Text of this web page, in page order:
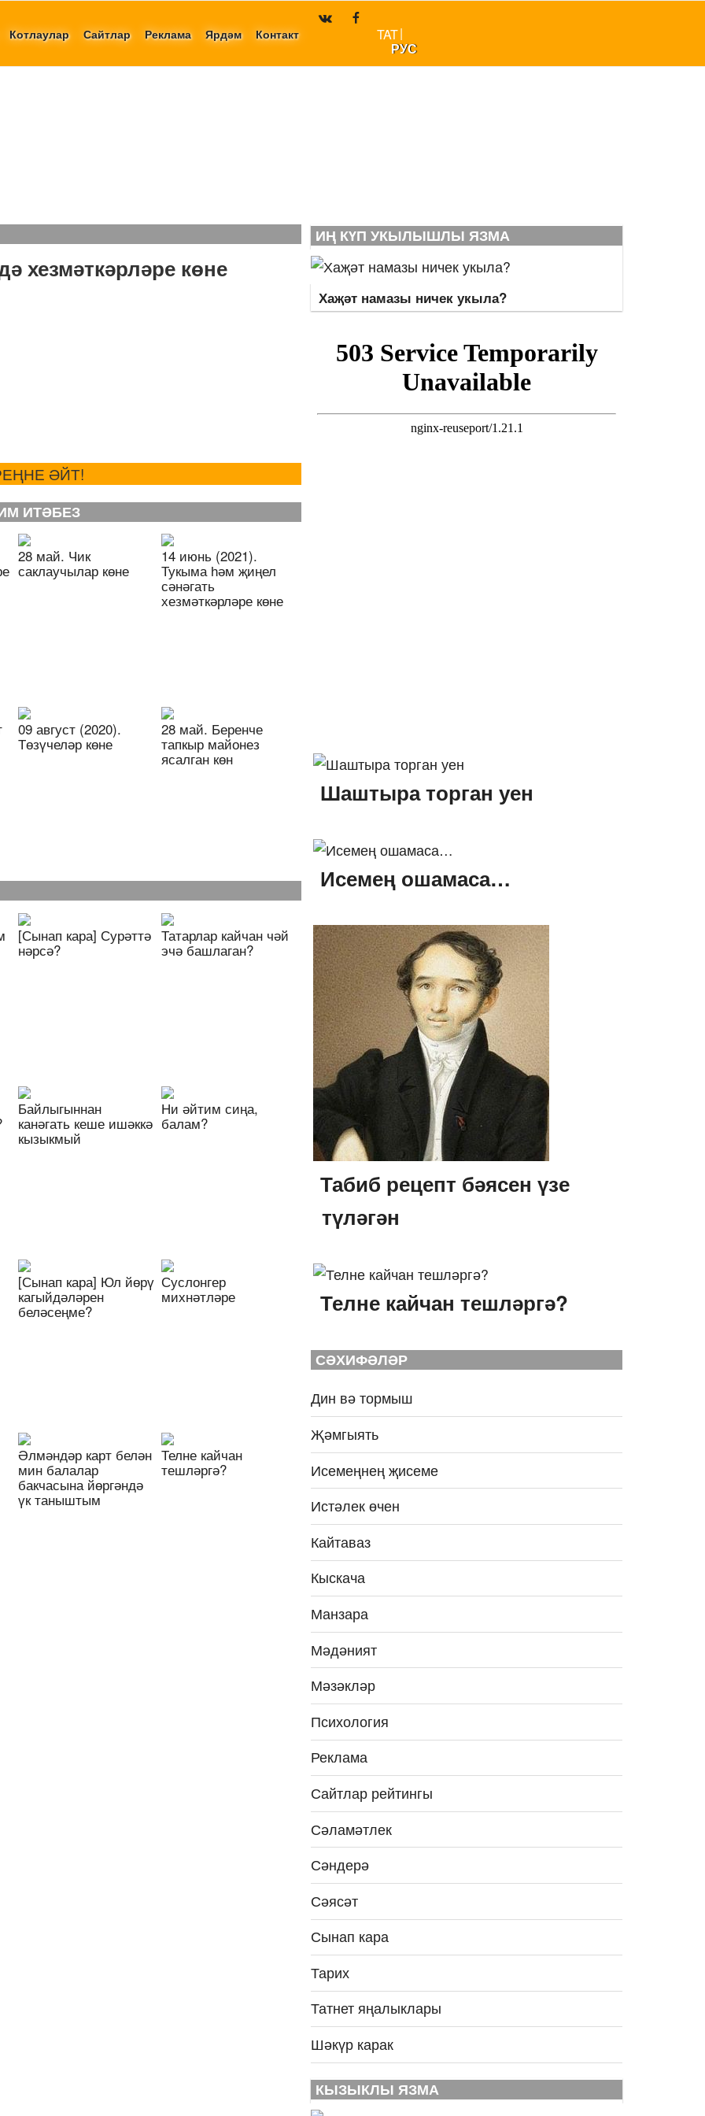
Котлаулар Сайтлар Реклама Ярдәм Контакт TAT|
РУС
хезмәткәрләре көне
ӘЙТ!
ИТӘБЕЗ
28 май. Чик
саклаучылар көне
14 июнь (2021).
Тукыма һәм җиңел
сәнәгать
хезмәткәрләре көне
09 август (2020).
Төзүчеләр көне
28 май. Беренче
тапкыр майонез
ясалган көн
[Сынап кара] Сурәттә
нәрсә?
Татарлар кайчан чәй
эчә башлаган?
Байлыгыннан
канәгать кеше ишәккә
кызыкмый
Ни әйтим сиңа,
балам?
[Сынап кара] Юл йөрү
кагыйдәләрен
беләсеңме?
Суслонгер
михнәтләре
Әлмәндәр карт белән
мин балалар
бакчасына йөргәндә
үк таныштым
Телне кайчан
тешләргә?
ИҢ КҮП УКЫЛЫШЛЫ ЯЗМА
Хаҗәт намазы ничек укыла?
Шаштыра торган уен
Исемең ошамаса…
Табиб рецепт бәясен үзе
түләгән
Телне кайчан тешләргә?
СӘХИФӘЛӘР
Дин вә тормыш
Җәмгыять
Исемеңнең җисеме
Истәлек өчен
Кайтаваз
Кыскача
Манзара
Мәдәният
Мәзәкләр
Психология
Реклама
Сайтлар рейтингы
Сәламәтлек
Сәндерә
Сәясәт
Сынап кара
Тарих
Татнет яңалыклары
Шәкүр карак
КЫЗЫКЛЫ ЯЗМА